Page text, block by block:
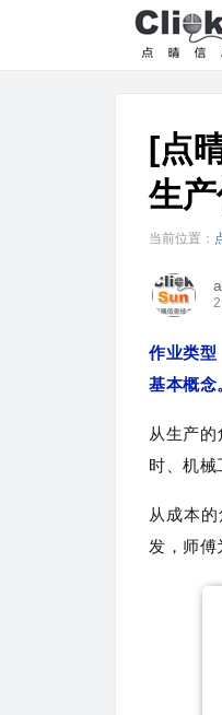
[点
生
当前位置：
作业类
基本概念
从生产
时、机械
从成本
发，师傅